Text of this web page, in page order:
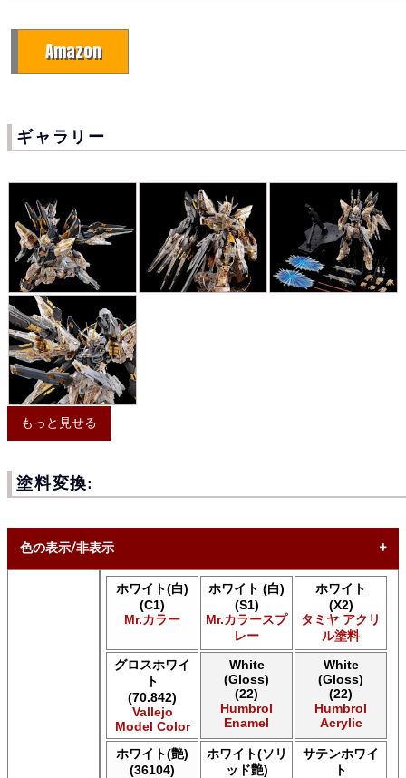
Amazon
ギャラリー
もっと見せる
塗料変換:
色の表示/非表示
* ボックスをオン/オフにして、同等の色を見つけやすくしま
AK INTERACTIVE AK 3rd Gen Acrylics
AK INTERACTIVE AK Acrylics
AK INTERACTIVE AK Extreme Metal
AK INTERACTIVE AK Real Color
AK INTERACTIVE 新 Real Color
ALCLAD II ALCLAD II
Acrylicos Vallejo Vallejo Diorama FX
ホワイト(白)
(C1)
Mr.カラー
ホワイト (白)
(S1)
Mr.カラースプ
レー
ホワイト
(X2)
タミヤ アクリ
ル塗料
グロスホワイ
ト
(70.842)
Vallejo
Model Color
White
(Gloss)
(22)
Humbrol
Enamel
White
(Gloss)
(22)
Humbrol
Acrylic
ホワイト(艶)
(36104)
ホワイト(ソリ
ッド艶)
サテンホワイ
ト